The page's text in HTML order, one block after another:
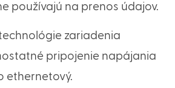
používajú na prenos údajov.
zariadenia
pripojenie napájania
ethernetový.